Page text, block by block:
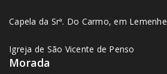
Capela da Srª. Do Carmo, em Lemenhe
Igreja de São Vicente de Penso
Morada